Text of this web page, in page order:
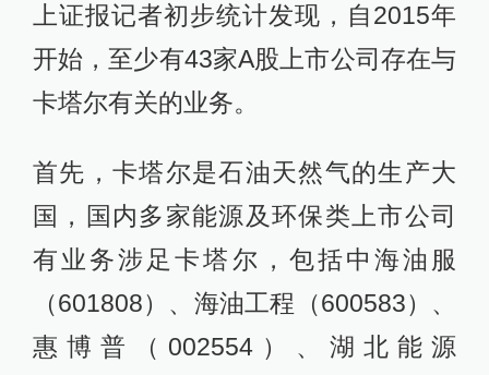
上证报记者初步统计发现，自2015年
开始，至少有43家A股上市公司存在与
卡塔尔有关的业务。
首先，卡塔尔是石油天然气的生产大
国，国内多家能源及环保类上市公司
有业务涉足卡塔尔，包括中海油服
（601808）、海油工程（600583）、
惠博普（002554）、湖北能源